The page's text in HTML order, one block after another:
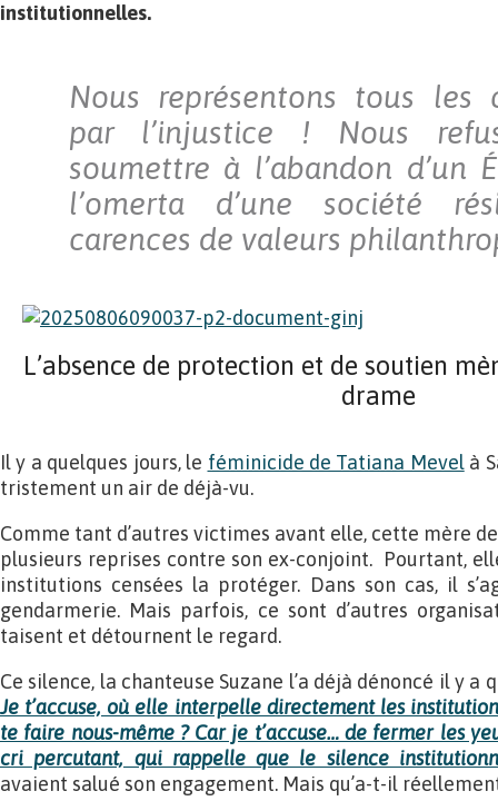
institutionnelles.
Nous représentons tous les
par l’injustice ! Nous
soumettre à l’abandon d’un
l’omerta d’une société
carences de valeurs
L’absence de protection et de soutien
drame
Il y a quelques jours, le féminicide de Tatiana Mevelà
tristement un air de déjà-vu.
Comme tant d’autres victimes avant elle, cette mère
plusieurs reprises contre son ex-conjoint. Pourtant,
institutions censées la protéger. Dans son cas, il
gendarmerie. Mais parfois, ce sont d’autres
taisent et détournent le regard.
Ce silence, la chanteuse Suzane l’a déjà dénoncé il y a
Je t’accuse, où elle interpelle directement les
te faire nous-même ? Car je t’accuse… de fermer les
cri percutant, qui rappelle que le silence
avaient salué son engagement. Mais qu’a-t-il